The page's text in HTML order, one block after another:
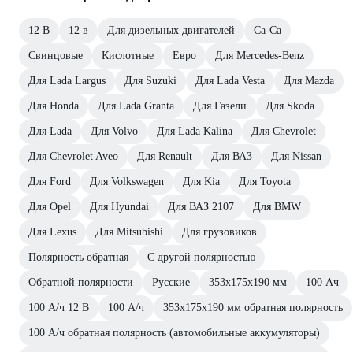
12 В 12 в Для дизельных двигателей Ca-Ca
Свинцовые Кислотные Евро Для Mercedes-Benz
Для Lada Largus Для Suzuki Для Lada Vesta Для Mazda
Для Honda Для Lada Granta Для Газели Для Skoda
Для Lada Для Volvo Для Lada Kalina Для Chevrolet
Для Chevrolet Aveo Для Renault Для ВАЗ Для Nissan
Для Ford Для Volkswagen Для Kia Для Toyota
Для Opel Для Hyundai Для ВАЗ 2107 Для BMW
Для Lexus Для Mitsubishi Для грузовиков
Полярность обратная С другой полярностью
Обратной полярности Русские 353x175x190 мм 100 Ач
100 А/ч 12 В 100 А/ч 353x175x190 мм обратная полярность
100 А/ч обратная полярность (автомобильные аккумуляторы)